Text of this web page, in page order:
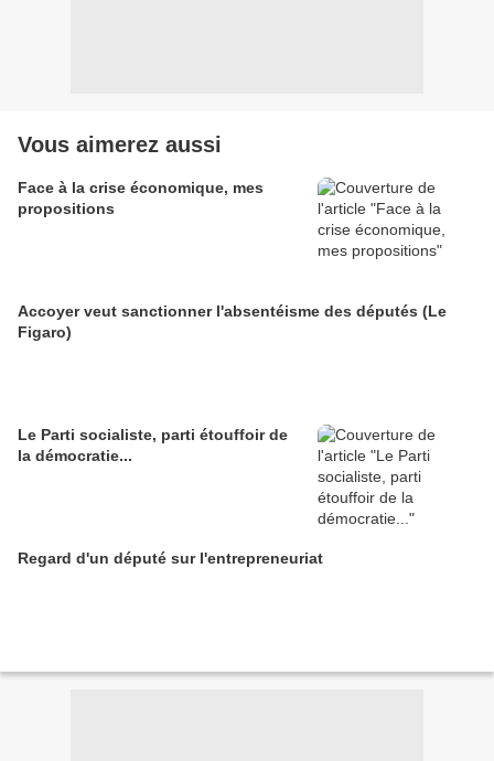
Vous aimerez aussi
Face à la crise économique, mes
propositions
Accoyer veut sanctionner l'absentéisme des députés (Le
Figaro)
Le Parti socialiste, parti étouffoir de
la démocratie...
Regard d'un député sur l'entrepreneuriat